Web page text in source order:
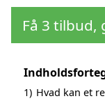
Få 3
1) Hvad kan et